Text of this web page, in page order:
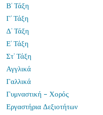
Β’ Τάξη
Γ’ Τάξη
Δ’ Τάξη
Ε’ Τάξη
Στ’ Τάξη
Αγγλικά
Γαλλικά
Γυμναστική – Χορός
Εργαστήρια Δεξιοτήτων